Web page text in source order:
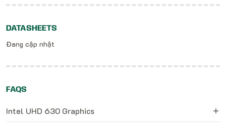
DATASHEETS
Đang cập nhật
FAQS
Intel UHD 630 Graphics